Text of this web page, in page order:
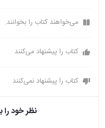
می‌خواهند کتاب را بخوانند.
کتاب را پیشنهاد می‌کنند
کتاب را پیشنهاد نمی‌کنند
نظر خود